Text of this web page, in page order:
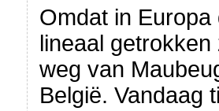
Omdat in
lineaal
weg van
België. Vandaag